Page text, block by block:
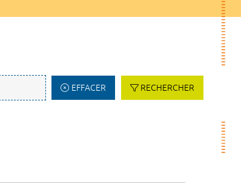
EFFACER RECHERCHER